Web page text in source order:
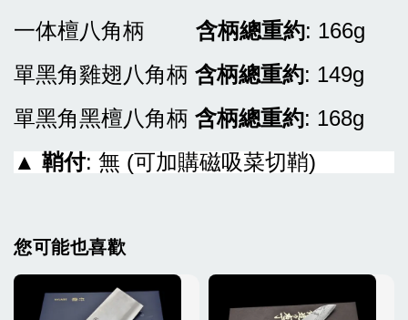
一体檀八角柄 含柄總重約: 166g
單黑角雞翅八角柄 含柄總重約: 149g
單黑角黑檀八角柄 含柄總重約: 168g
▲ 鞘付: 無 (可加購磁吸菜切鞘)
您可能也喜歡